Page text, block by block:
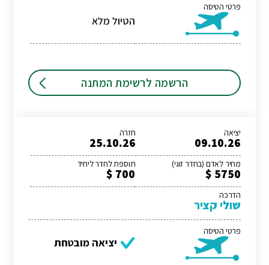
פרטי הטיסה
הטיול מלא
הרשמה לרשימת המתנה
יציאה
09.10.26
חזרה
25.10.26
מחיר לאדם (בחדר זוגי)
5750 $
תוספת לחדר ליחיד
700 $
הדרכה
שולי קציר
פרטי הטיסה
יציאה מובטחת